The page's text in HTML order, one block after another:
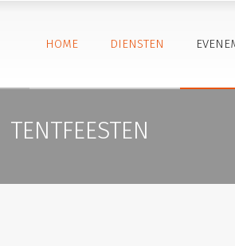
HOME DIENSTEN
TENTFEESTEN